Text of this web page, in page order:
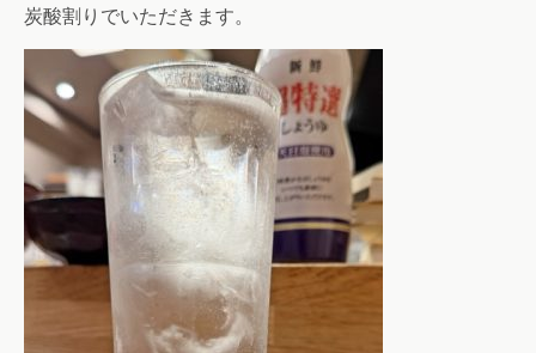
炭酸割りでいただきます。